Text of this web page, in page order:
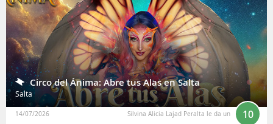
Circo del Ánima: Abre tus Alas en Salta
Salta
14/07/2026 Silvina Alicia Lajad Peralta le da un
10